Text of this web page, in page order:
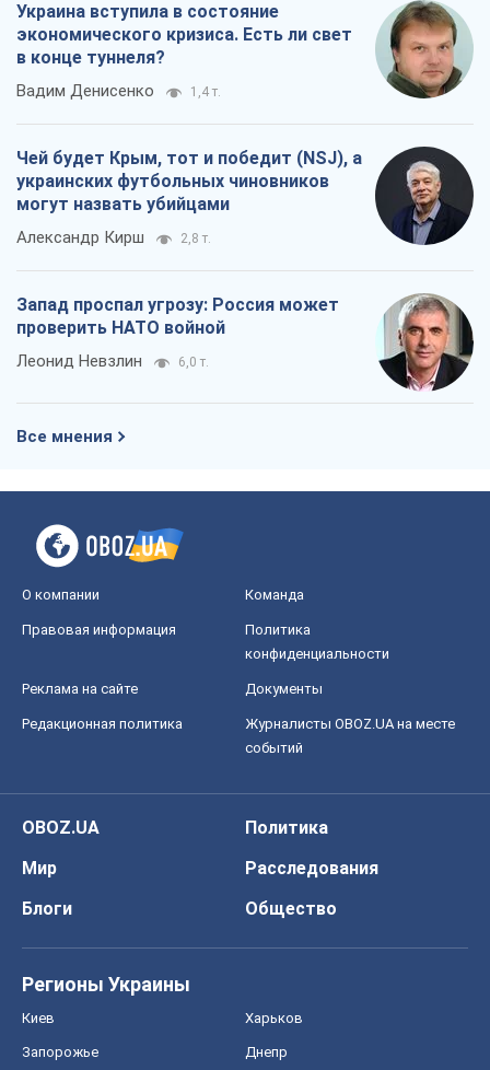
Украина вступила в состояние
экономического кризиса. Есть ли свет
в конце туннеля?
Вадим Денисенко 1,4 т.
Чей будет Крым, тот и победит (NSJ), а
украинских футбольных чиновников
могут назвать убийцами
Александр Кирш 2,8 т.
Запад проспал угрозу: Россия может
проверить НАТО войной
Леонид Невзлин 6,0 т.
Все мнения
О компании Команда
Правовая информация
Политика
конфиденциальности
Реклама на сайте Документы
Редакционная политика
Журналисты OBOZ.UA на месте
событий
OBOZ.UA
Политика
Мир
Расследования
Блоги
Общество
Регионы Украины
Киев Харьков
Запорожье Днепр